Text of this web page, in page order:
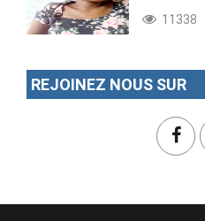
11338
REJOINEZ NOUS SUR